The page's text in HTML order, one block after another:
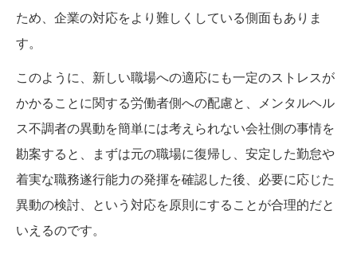
ため、企業の対応をより難しくしている側面もありま
す。
このように、新しい職場への適応にも一定のストレスが
かかることに関する労働者側への配慮と、メンタルヘル
ス不調者の異動を簡単には考えられない会社側の事情を
勘案すると、まずは元の職場に復帰し、安定した勤怠や
着実な職務遂行能力の発揮を確認した後、必要に応じた
異動の検討、という対応を原則にすることが合理的だと
いえるのです。